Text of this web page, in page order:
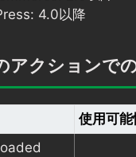
4.0以降
アクションで
使用可能